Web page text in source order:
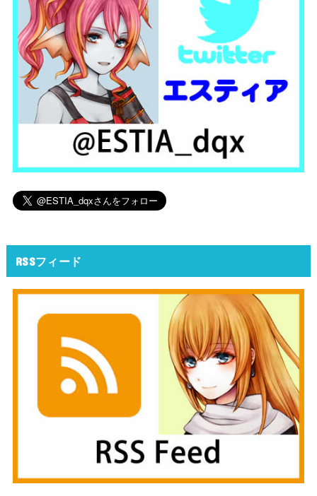
RSSフィード